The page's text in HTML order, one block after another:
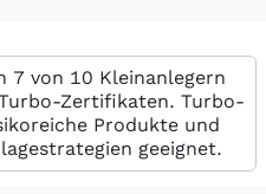
7 von 10 Kleinanlegern
Zertifikaten. Turbo-
Produkte und
geeignet.